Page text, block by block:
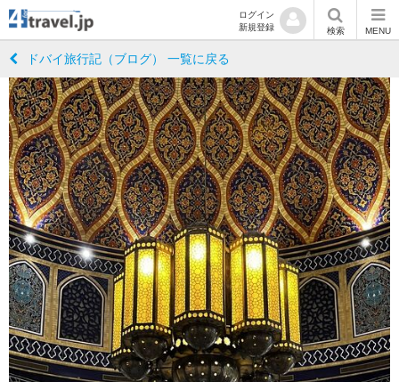
ログイン
新規登録
検索 MENU
ドバイ旅行記（ブログ） 一覧に戻る